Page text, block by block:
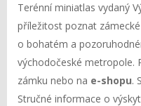
Terénní miniatlas vydaný
příležitost poznat
o bohatém a
východočeské metropole.
zámku nebo na e-shopu.
Stručné informace o